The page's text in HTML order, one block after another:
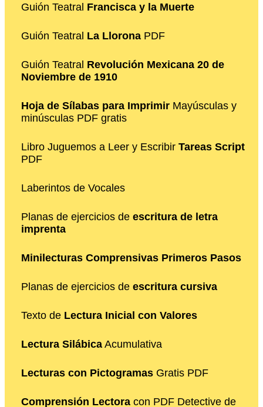
Guión Teatral Francisca y la Muerte
Guión Teatral La Llorona PDF
Guión Teatral Revolución Mexicana 20 de
Noviembre de 1910
Hoja de Sílabas para Imprimir Mayúsculas y
minúsculas PDF gratis
Libro Juguemos a Leer y Escribir Tareas Script
PDF
Laberintos de Vocales
Planas de ejercicios de escritura de letra
imprenta
Minilecturas Comprensivas Primeros Pasos
Planas de ejercicios de escritura cursiva
Texto de Lectura Inicial con Valores
Lectura Silábica Acumulativa
Lecturas con Pictogramas Gratis PDF
Comprensión Lectora con PDF Detective de